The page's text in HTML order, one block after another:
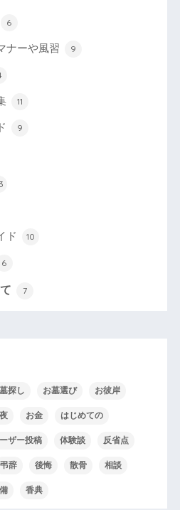
6
ナーや風習 9
11
9
ド 10
6
7
探し お墓選び お彼岸
お金 はじめての
ザー投稿 体験談 反省点
弔辞 後悔 散骨 相談
香典